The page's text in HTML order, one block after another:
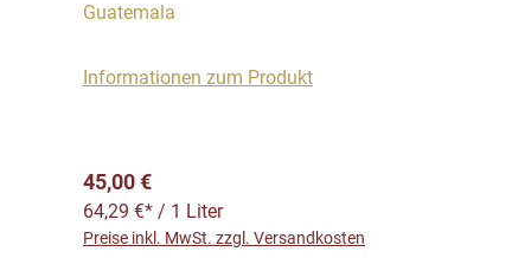
Guatemala
Informationen zum Produkt
Regulärer Preis:
45,00 €
64,29 €* / 1 Liter
Preise inkl. MwSt. zzgl. Versandkosten